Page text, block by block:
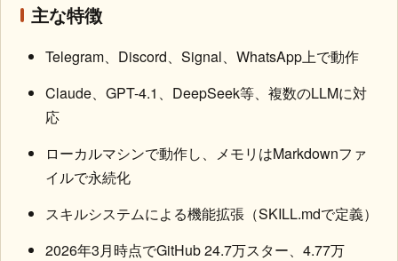
主な特徴
Telegram、Discord、Signal、WhatsApp上で動作
Claude、GPT-4.1、DeepSeek等、複数のLLMに対
応
ローカルマシンで動作し、メモリはMarkdownファ
イルで永続化
スキルシステムによる機能拡張（SKILL.mdで定義）
2026年3月時点でGitHub 24.7万スター、4.77万